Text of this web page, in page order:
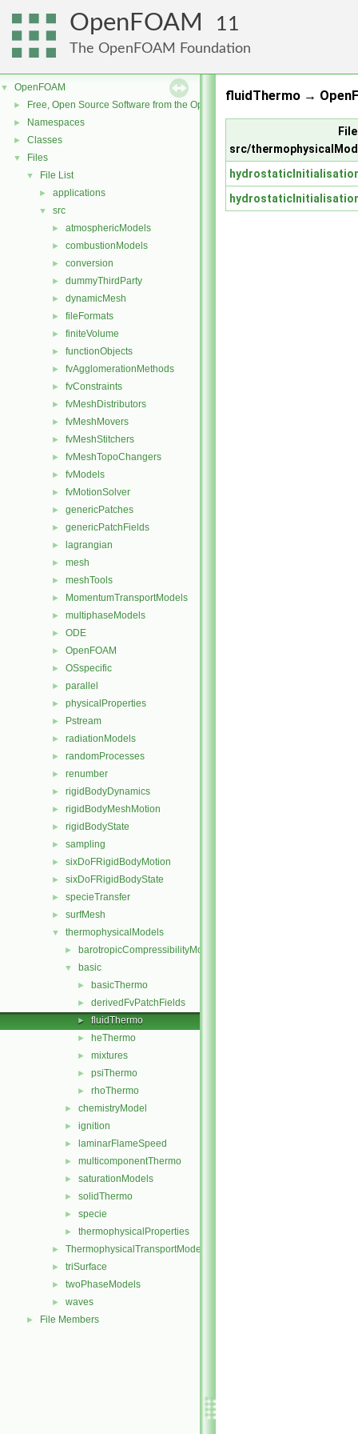
OpenFOAM 11
The OpenFOAM Foundation
▼ OpenFOAM
► Free, Open Source Software from the OpenFOAM Foundation
► Namespaces
► Classes
▼ Files
▼ File List
► applications
▼ src
► atmosphericModels
► combustionModels
► conversion
► dummyThirdParty
► dynamicMesh
► fileFormats
► finiteVolume
► functionObjects
► fvAgglomerationMethods
► fvConstraints
► fvMeshDistributors
► fvMeshMovers
► fvMeshStitchers
► fvMeshTopoChangers
► fvModels
► fvMotionSolver
► genericPatches
► genericPatchFields
► lagrangian
► mesh
► meshTools
► MomentumTransportModels
► multiphaseModels
► ODE
► OpenFOAM
► OSspecific
► parallel
► physicalProperties
► Pstream
► radiationModels
► randomProcesses
► renumber
► rigidBodyDynamics
► rigidBodyMeshMotion
► rigidBodyState
► sampling
► sixDoFRigidBodyMotion
► sixDoFRigidBodyState
► specieTransfer
► surfMesh
▼ thermophysicalModels
► barotropicCompressibilityModel
▼ basic
► basicThermo
► derivedFvPatchFields
► fluidThermo
► heThermo
► mixtures
► psiThermo
► rhoThermo
► chemistryModel
► ignition
► laminarFlameSpeed
► multicomponentThermo
► saturationModels
► solidThermo
► specie
► thermophysicalProperties
► ThermophysicalTransportModels
► triSurface
► twoPhaseModels
► waves
► File Members
fluidThermo →
src/